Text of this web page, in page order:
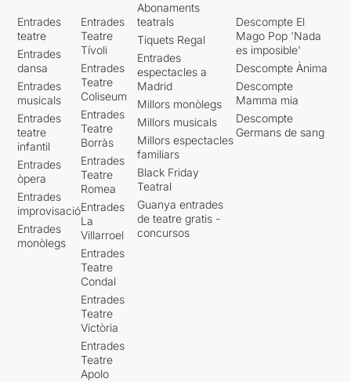
Entrades
teatre
Entrades
dansa
Entrades
musicals
Entrades
teatre
infantil
Entrades
òpera
Entrades
improvisació
Entrades
monòlegs
Entrades
Teatre
Tívoli
Entrades
Teatre
Coliseum
Entrades
Teatre
Borràs
Entrades
Teatre
Romea
Entrades
La
Villarroel
Entrades
Teatre
Condal
Entrades
Teatre
Victòria
Entrades
Teatre
Apolo
Abonaments
teatrals
Tiquets Regal
Entrades
espectacles a
Madrid
Millors monòlegs
Millors musicals
Millors espectacles
familiars
Black Friday
Teatral
Guanya entrades
de teatre gratis -
concursos
Descompte El
Mago Pop 'Nada
es imposible'
Descompte Ànima
Descompte
Mamma mia
Descompte
Germans de sang